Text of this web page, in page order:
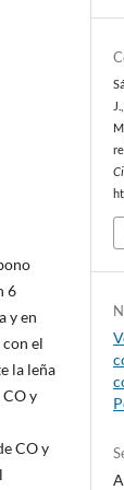
6
y en
el
la leña
y
CO y